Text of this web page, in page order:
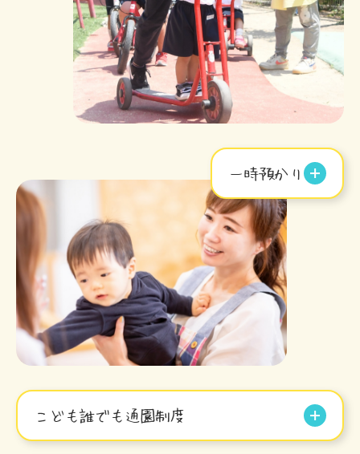
一時預かり
こども誰でも通園制度